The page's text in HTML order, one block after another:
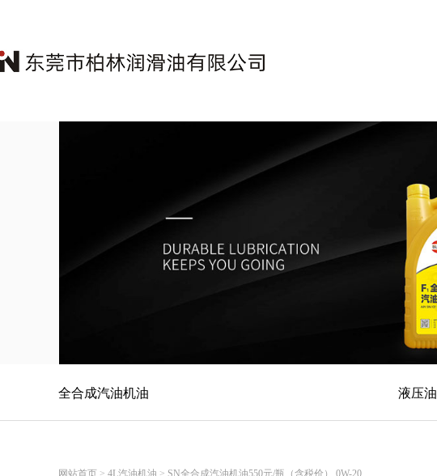
热门搜索：
柴
油机油
全合成汽油机油 润滑脂
液压油
网站首页 > 4L汽油机油 > SN全合成汽油机油550元/瓶（含税价） 0W-20